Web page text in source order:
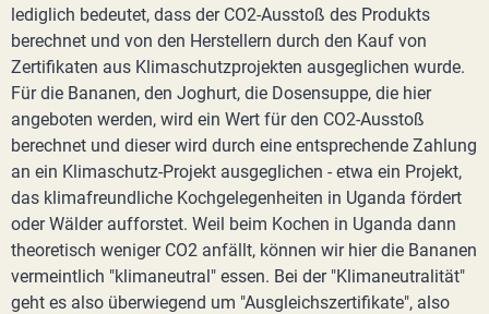
lediglich bedeutet, dass der CO2-Ausstoß des Produkts
berechnet und von den Herstellern durch den Kauf von
Zertifikaten aus Klimaschutzprojekten ausgeglichen wurde.
Für die Bananen, den Joghurt, die Dosensuppe, die hier
angeboten werden, wird ein Wert für den CO2-Ausstoß
berechnet und dieser wird durch eine entsprechende Zahlung
an ein Klimaschutz-Projekt ausgeglichen - etwa ein Projekt,
das klimafreundliche Kochgelegenheiten in Uganda fördert
oder Wälder aufforstet. Weil beim Kochen in Uganda dann
theoretisch weniger CO2 anfällt, können wir hier die Bananen
vermeintlich "klimaneutral" essen. Bei der "Klimaneutralität"
geht es also überwiegend um "Ausgleichszertifikate", also